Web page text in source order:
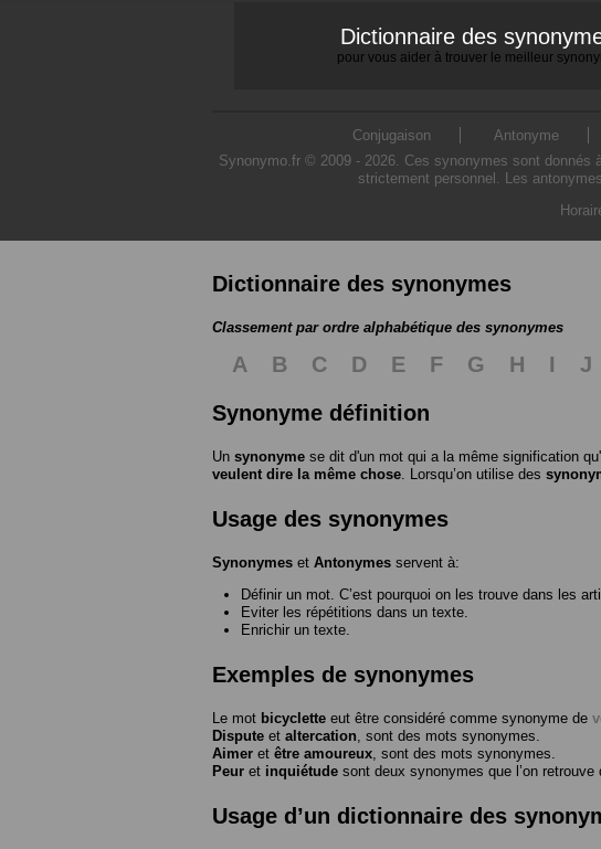
Dictionnaire des
pour vous aider à trouver le meilleur
Conjugaison Antonyme
Synonymo.fr © 2009 - 2026. Ces synonymes sont
strictement personnel. Les
Dictionnaire des synonymes
Classement par ordre alphabétique des synonymes
A B C D E F G H I J
Synonyme définition
Un synonyme se dit d'un mot qui a la même signification
veulent dire la même chose . Lorsqu’on utilise des
Usage des synonymes
Synonymes et Antonymes servent à:
Définir un mot. C’est pourquoi on les trouve dans les
Eviter les répétitions dans un texte.
Enrichir un texte.
Exemples de synonymes
Le mot bicyclette eut être considéré comme synonyme de
Dispute et altercation , sont des mots synonymes.
Aimer et être amoureux , sont des mots synonymes.
Peur et inquiétude sont deux synonymes que l’on
Usage d’un dictionnaire des